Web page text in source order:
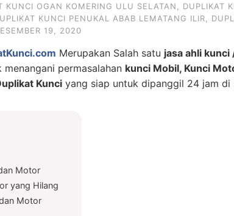
KUNCI OGAN KOMERING ULU SELATAN DUPLIKAT
KUNCI PENUKAL ABAB LEMATANG ILIR
19, 2020
Merupakan Salah satu jasa ahli
permasalahan kunci Mobil, Kunci
Kunci yang siap untuk dipanggil 24 jam di
Motor
yang Hilang
Motor